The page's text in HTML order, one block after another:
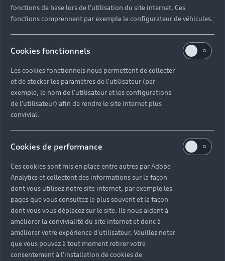
● 6.2 : Dans chaque page web, chaque lien a-t-il un
intitulé ?
avec les technologies d’assistance ?
● 7.3 : Chaque script est-il contrôlable par le clavier et
par tout dispositif de pointage (hors cas particuliers) ?
● 7.5 : Dans chaque page web, les messages de statut
sont-ils correctement restitués par les technologies
● 8.7 : Dans chaque page web, chaque changement de
particuliers) ?
● 8.9 : Dans chaque page web, les balises ne doivent
pas être utilisées uniquement à des fins de présentation.
Cette règle est-elle respectée ?
● 9.1 : Dans chaque page web, l’information est-elle
structurée par l’utilisation appropriée de titres ?
fonctions de base lors de l'utilisation du site internet. Ces
fonctions comprennent par exemple le configurateur de véhicules.
Cookies fonctionnels
Les cookies fonctionnels nous permettent de collecter
et de stocker les paramètres de l'utilisateur (par
exemple, le nom de l'utilisateur et les configurations
de l'utilisateur) afin de rendre le site internet plus
convivial.
Cookies de performance
Ces cookies sont mis en place entre autres par Adobe
Analytics et collectent des informations sur la façon
dont vous utilisez notre site internet, par exemple les
pages que vous consultez le plus souvent et la façon
dont vous vous déplacez sur le site. Ils nous aident à
améliorer la convivialité du site internet et donc à
améliorer votre expérience d'utilisateur. Veuillez noter
que vous pouvez à tout moment retirer votre
consentement à l'installation de cookies de